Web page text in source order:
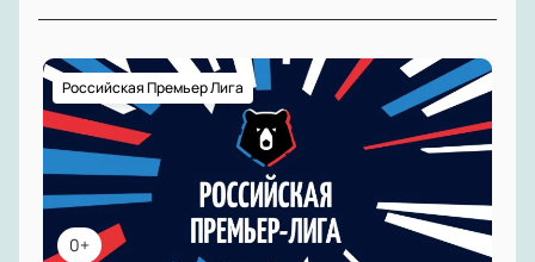
0+
Российская Премьер Лига